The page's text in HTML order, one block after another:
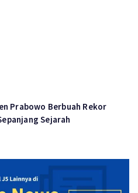
Prabowo Berbuah Rekor
Sejarah